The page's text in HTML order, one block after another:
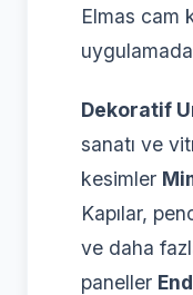
Elmas cam
Dekoratif
sanatı ve
kesimler
Kapılar,
ve daha
paneller